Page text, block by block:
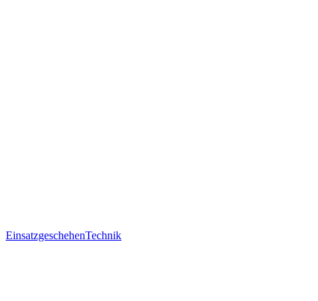
EinsatzgeschehenTechnik